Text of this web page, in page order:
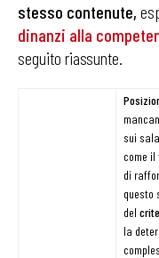
stesso contenute,
dinanzi alla
seguito riassunte.
sui
come il
di
questo
del
la